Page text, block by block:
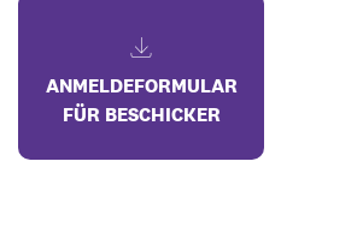
ANMELDEFORMULAR
FÜR BESCHICKER